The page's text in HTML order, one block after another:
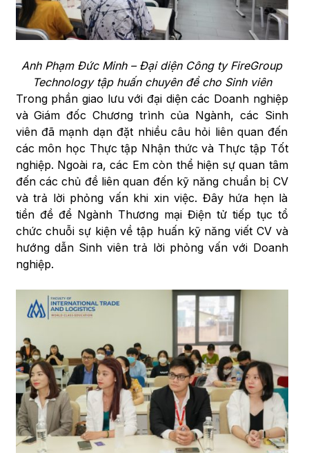
Anh Phạm Đức Minh – Đại diện Công ty FireGroup
Technology tập huấn chuyên đề cho Sinh viên
Trong phần giao lưu với đại diện các Doanh nghiệp
và Giám đốc Chương trình của Ngành, các Sinh
viên đã mạnh dạn đặt nhiều câu hỏi liên quan đến
các môn học Thực tập Nhận thức và Thực tập Tốt
nghiệp. Ngoài ra, các Em còn thể hiện sự quan tâm
đến các chủ đề liên quan đến kỹ năng chuẩn bị CV
và trả lời phỏng vấn khi xin việc. Đây hứa hẹn là
tiền đề để Ngành Thương mại Điện tử tiếp tục tổ
chức chuỗi sự kiện về tập huấn kỹ năng viết CV và
hướng dẫn Sinh viên trả lời phỏng vấn với Doanh
nghiệp.